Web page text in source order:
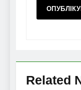
Related